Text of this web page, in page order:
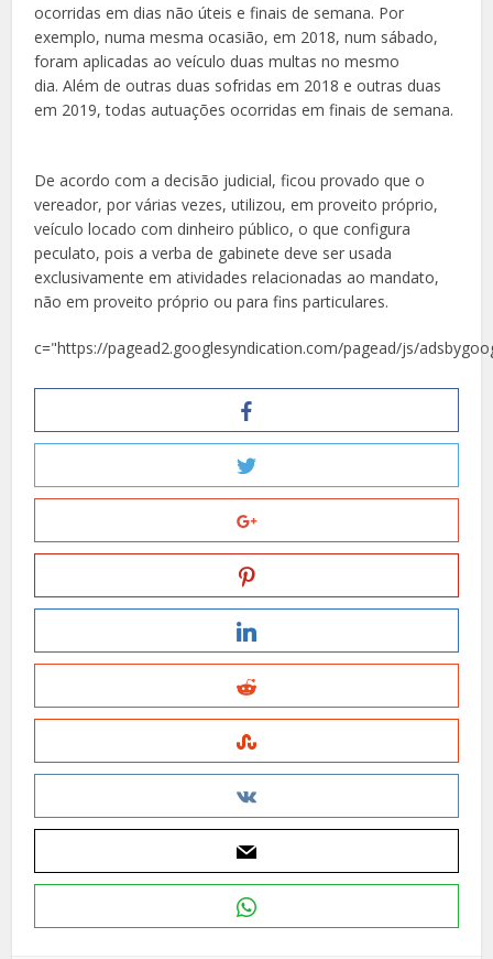
ocorridas em dias não úteis e finais de semana. Por
exemplo, numa mesma ocasião, em 2018, num sábado,
foram aplicadas ao veículo duas multas no mesmo
dia. Além de outras duas sofridas em 2018 e outras duas
em 2019, todas autuações ocorridas em finais de semana.
De acordo com a decisão judicial, ficou provado que o
vereador, por várias vezes, utilizou, em proveito próprio,
veículo locado com dinheiro público, o que configura
peculato, pois a verba de gabinete deve ser usada
exclusivamente em atividades relacionadas ao mandato,
não em proveito próprio ou para fins particulares.
c="https://pagead2.googlesyndication.com/pagead/js/